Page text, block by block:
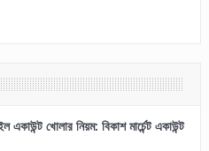
একাউন্ট খোলার নিয়ম: বিকাশ মার্চেন্ট একাউন্ট